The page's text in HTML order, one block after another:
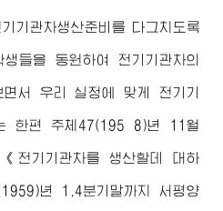
기관차생산준비를 다그치도록
들을 동원하여 전기기관차의
서 우리 실정에 맞게 전기기
한편 주체47(195 8)년 11월
전기기관차를 생산할데 대하
년 1.4분기말까지 서평양